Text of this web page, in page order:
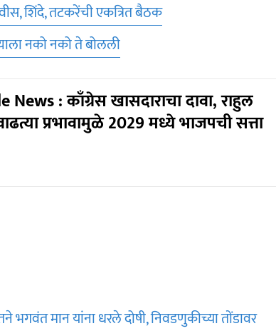
शिंदे, तटकरेंची एकत्रित बैठक
नको नको ते बोलली
: काँग्रेस खासदाराचा दावा, राहुल
प्रभावामुळे 2029 मध्ये भाजपची सत्ता
भगवंत मान यांना धरले दोषी, निवडणुकीच्या तोंडावर